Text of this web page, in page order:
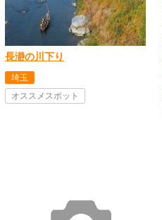
長瀞の川下り
埼玉
オススメスポット